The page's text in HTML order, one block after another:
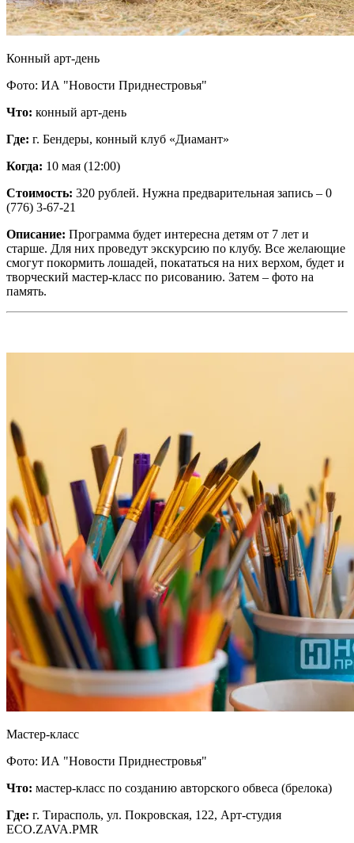
Конный арт-день
Фото: ИА "Новости Приднестровья"
Что: конный арт-день
Где: г. Бендеры, конный клуб «Диамант»
Когда: 10 мая (12:00)
Стоимость: 320 рублей. Нужна предварительная запись – 0
(776) 3-67-21
Описание: Программа будет интересна детям от 7 лет и
старше. Для них проведут экскурсию по клубу. Все желающие
смогут покормить лошадей, покататься на них верхом, будет и
творческий мастер-класс по рисованию. Затем – фото на
память.
Мастер-класс
Фото: ИА "Новости Приднестровья"
Что: мастер-класс по созданию авторского обвеса (брелока)
Где: г. Тирасполь, ул. Покровская, 122, Арт-студия
ECO.ZAVA.PMR